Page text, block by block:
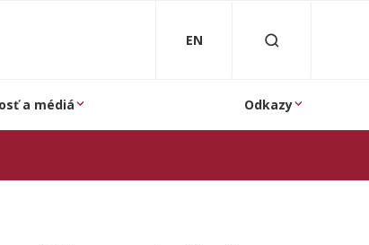
EN
a médiá Odkazy